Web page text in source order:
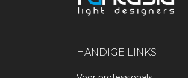
HANDIGE LINKS